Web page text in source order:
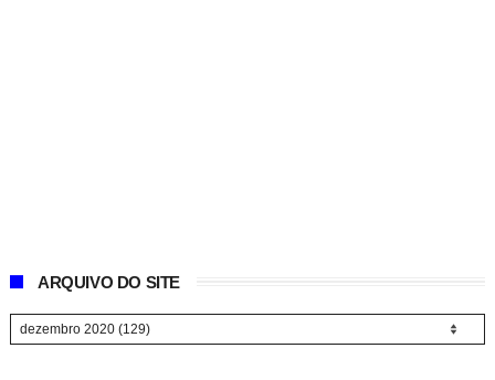
ARQUIVO DO SITE